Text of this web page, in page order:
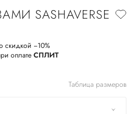
SASHAVERSE
скидкой −10%
оплате СПЛИТ
Таблица размеров